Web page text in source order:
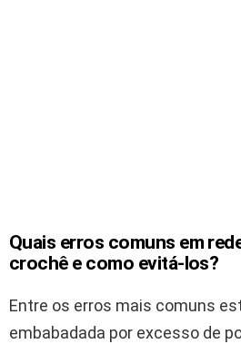
Quais erros comuns em
crochê e como evitá-los?
Entre os erros mais comuns
embabadada por excesso de